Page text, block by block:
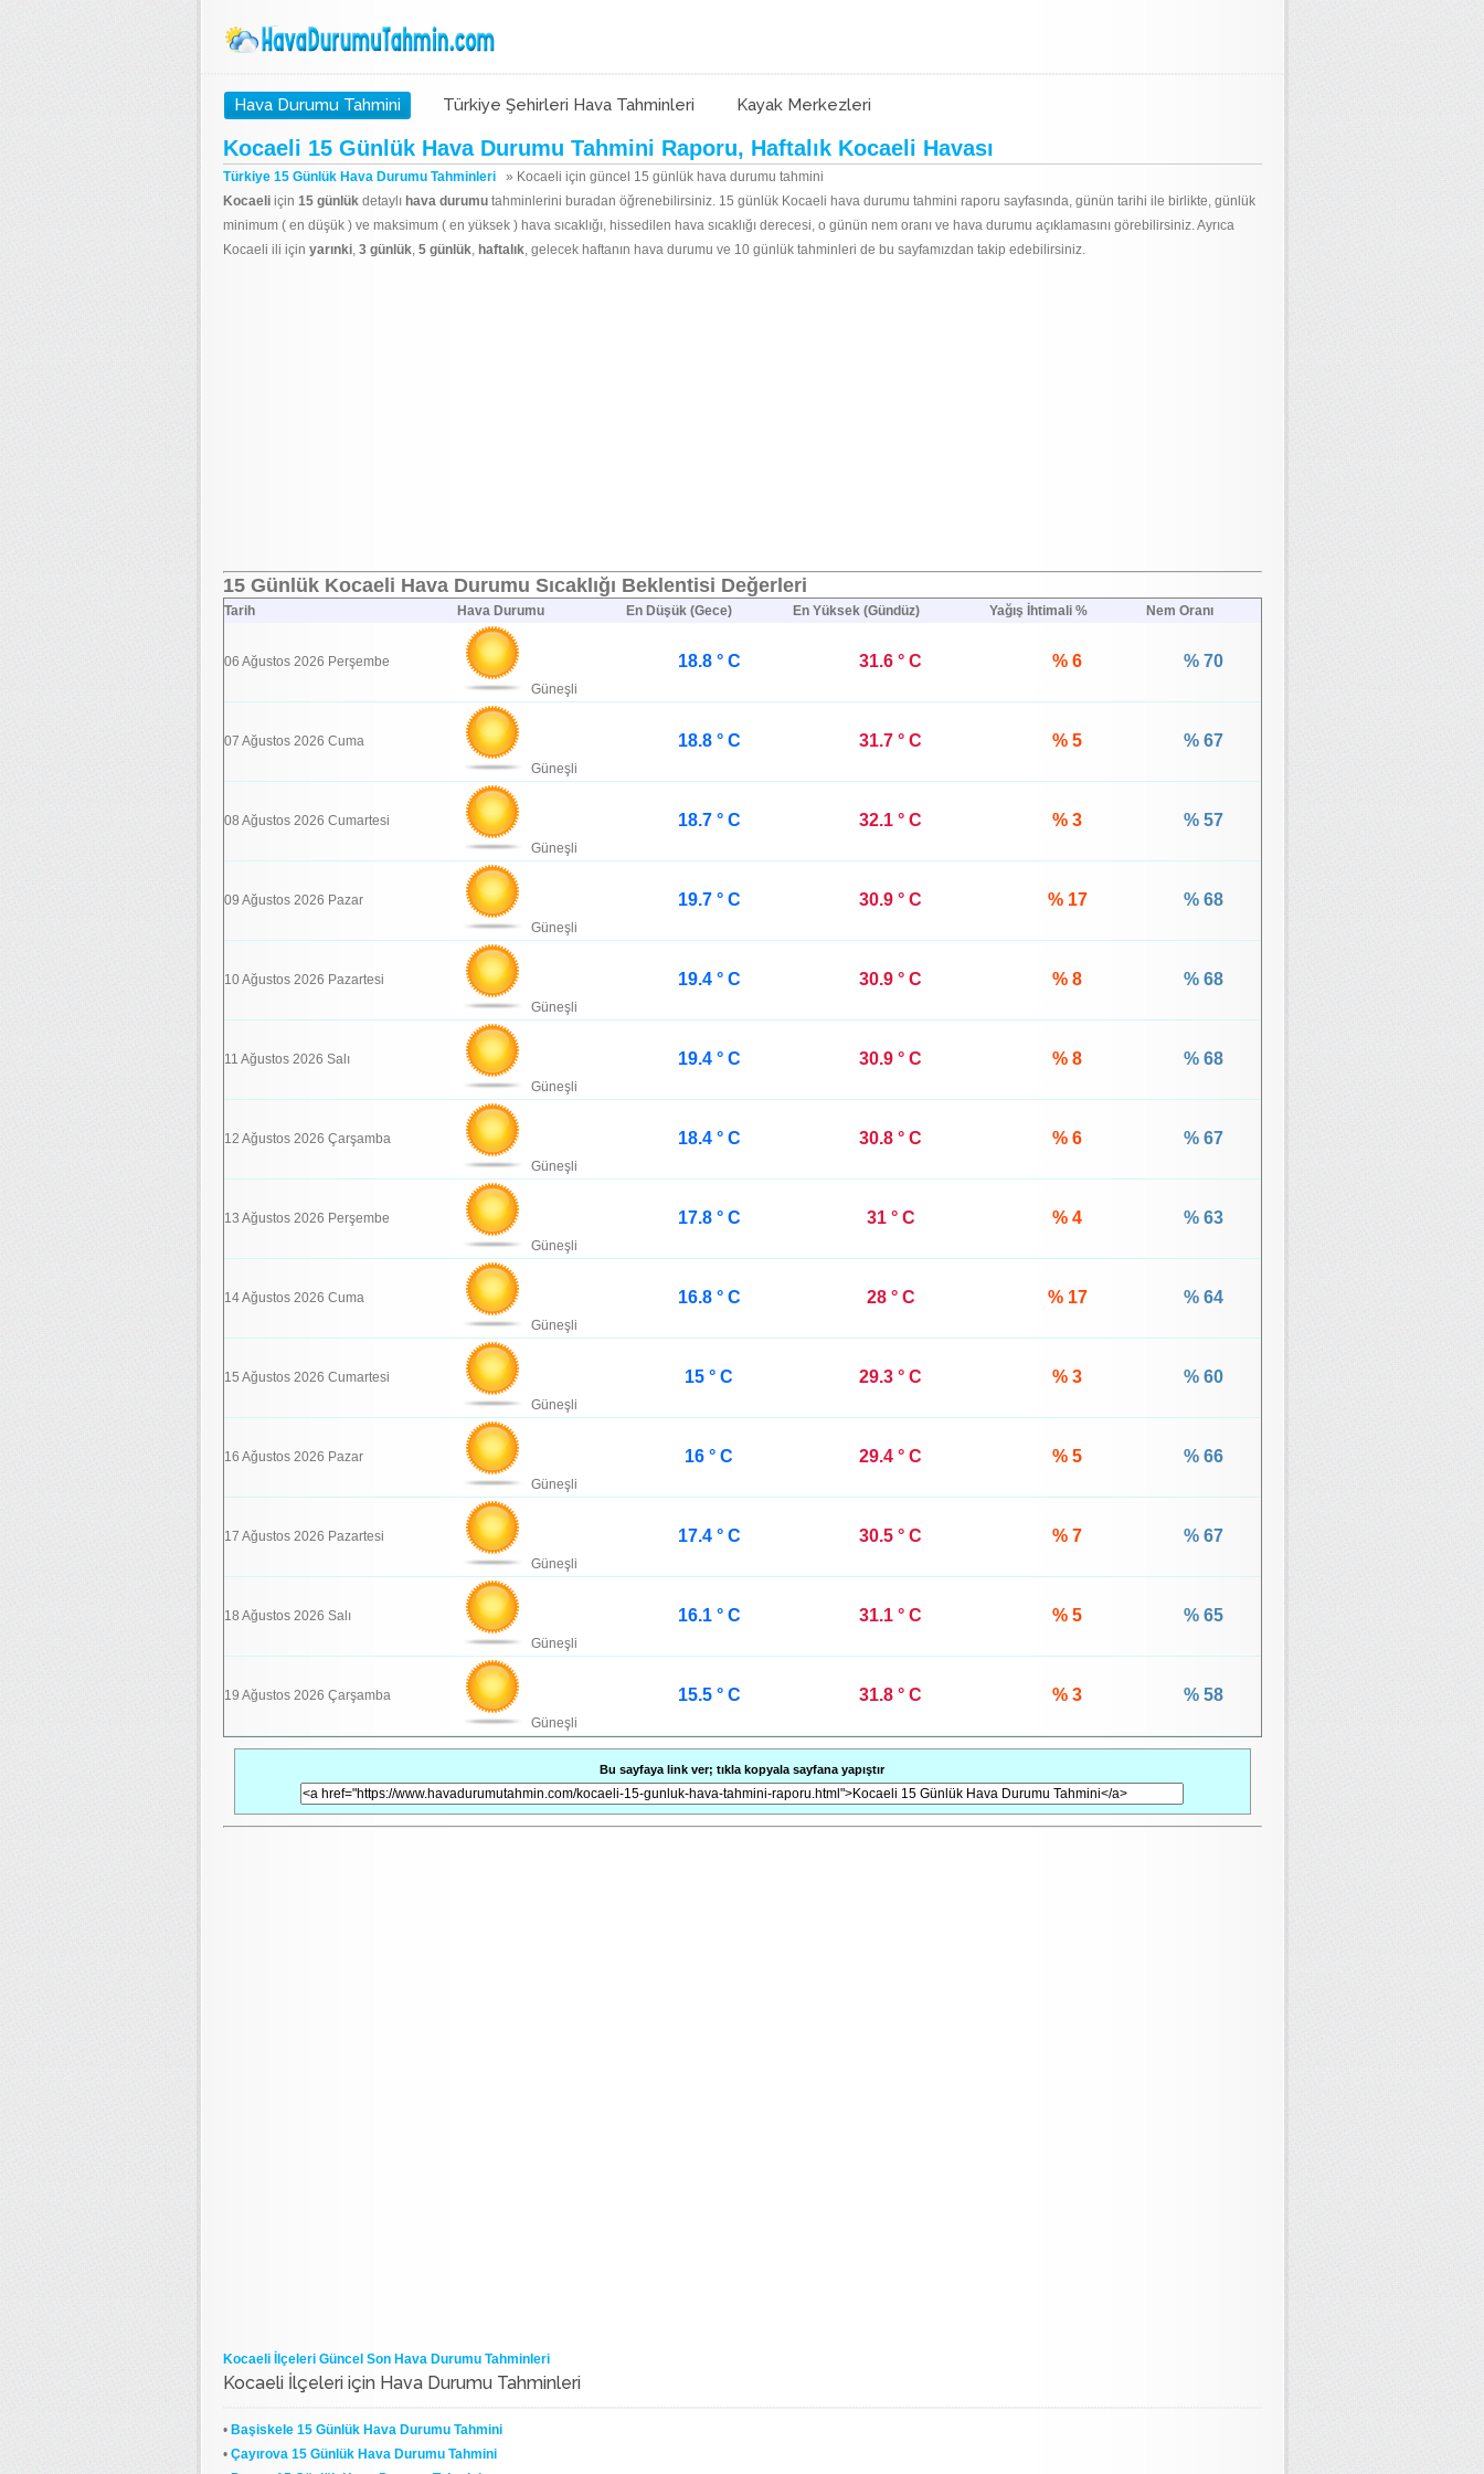
Hava Durumu Tahmini Türkiye Şehirleri Hava Tahminleri Kayak Merkezleri
Kocaeli 15 Günlük Hava Durumu Tahmini Raporu, Haftalık Kocaeli Havası
Türkiye 15 Günlük Hava Durumu Tahminleri » Kocaeli için güncel 15 günlük hava durumu tahmini
Kocaeliiçin 15 günlükdetaylı hava durumutahminlerini buradan öğrenebilirsiniz. 15 günlük Kocaeli hava durumu tahmini raporu sayfasında, günün tarihi ile birlikte, günlük
minimum ( en düşük ) ve maksimum ( en yüksek ) hava sıcaklığı, hissedilen hava sıcaklığı derecesi, o günün nem oranı ve hava durumu açıklamasını görebilirsiniz. Ayrıca
Kocaeli ili için yarınki, 3 günlük, 5 günlük, haftalık, gelecek haftanın hava durumu ve 10 günlük tahminleri de bu sayfamızdan takip edebilirsiniz.
15 Günlük Kocaeli Hava Durumu Sıcaklığı Beklentisi Değerleri
Tarih Hava Durumu En Düşük (Gece) En Yüksek (Gündüz) Yağış İhtimali % Nem Oranı
06 Ağustos 2026 Perşembe
Güneşli
18.8 ° C 31.6 ° C % 6 % 70
07 Ağustos 2026 Cuma
Güneşli
18.8 ° C 31.7 ° C % 5 % 67
08 Ağustos 2026 Cumartesi
Güneşli
18.7 ° C 32.1 ° C % 3 % 57
09 Ağustos 2026 Pazar
Güneşli
19.7 ° C 30.9 ° C % 17 % 68
10 Ağustos 2026 Pazartesi
Güneşli
19.4 ° C 30.9 ° C % 8 % 68
11 Ağustos 2026 Salı
Güneşli
19.4 ° C 30.9 ° C % 8 % 68
12 Ağustos 2026 Çarşamba
Güneşli
18.4 ° C 30.8 ° C % 6 % 67
13 Ağustos 2026 Perşembe
Güneşli
17.8 ° C 31 ° C % 4 % 63
14 Ağustos 2026 Cuma
Güneşli
16.8 ° C 28 ° C % 17 % 64
15 Ağustos 2026 Cumartesi
Güneşli
15 ° C 29.3 ° C % 3 % 60
16 Ağustos 2026 Pazar
Güneşli
16 ° C 29.4 ° C % 5 % 66
17 Ağustos 2026 Pazartesi
Güneşli
17.4 ° C 30.5 ° C % 7 % 67
18 Ağustos 2026 Salı
Güneşli
16.1 ° C 31.1 ° C % 5 % 65
19 Ağustos 2026 Çarşamba
Güneşli
15.5 ° C 31.8 ° C % 3 % 58
Bu sayfaya link ver; tıkla kopyala sayfana yapıştır
Kocaeli İlçeleri Güncel Son Hava Durumu Tahminleri
Kocaeli İlçeleri için Hava Durumu Tahminleri
• Başiskele 15 Günlük Hava Durumu Tahmini
• Çayırova 15 Günlük Hava Durumu Tahmini